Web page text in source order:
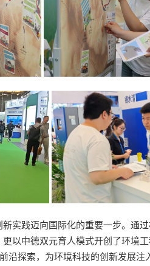
实践迈向国际化的重要一步。通
以中德双元育人模式开创了环境
沿探索，为环境科技的创新发展